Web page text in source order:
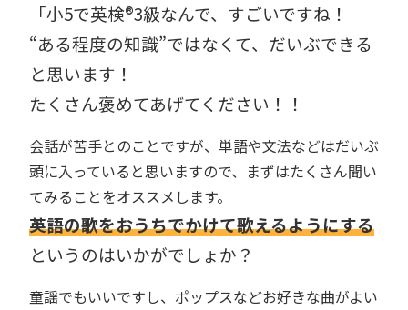
「小5で英検®︎3級なんで、すごいですね！
“ある程度の知識”ではなくて、だいぶできる
と思います！
たくさん褒めてあげてください！！
会話が苦手とのことですが、単語や文法などはだいぶ
頭に入っていると思いますので、まずはたくさん聞い
てみることをオススメします。
英語の歌をおうちでかけて歌えるようにする
というのはいかがでしょか？
童謡でもいいですし、ポップスなどお好きな曲がよい